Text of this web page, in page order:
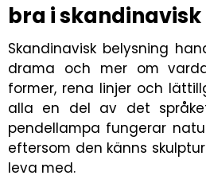
bra i
Skandinavisk belysning
drama och mer om
former, rena linjer och
alla en del av det
pendellampa fungerar
eftersom den känns
leva med.